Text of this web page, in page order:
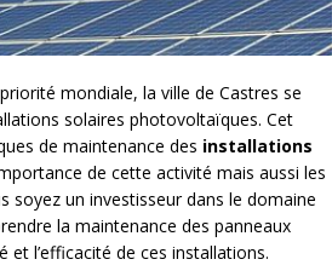
mondiale, la ville de Castres se
solaires photovoltaïques. Cet
de maintenance des installations
de cette activité mais aussi les
un investisseur dans le domaine
la maintenance des panneaux
l’efficacité de ces installations.